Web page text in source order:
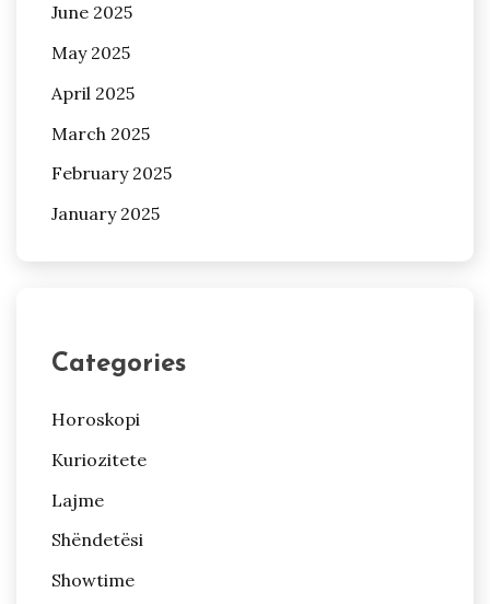
June 2025
May 2025
April 2025
March 2025
February 2025
January 2025
Categories
Horoskopi
Kuriozitete
Lajme
Shëndetësi
Showtime